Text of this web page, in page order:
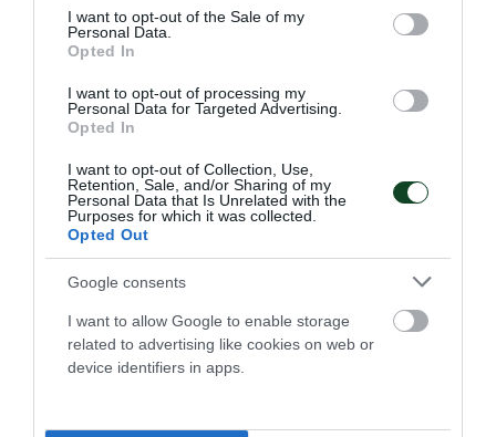
consent section.
I want to opt-out of the Sale of my
Personal Data.
Opted In
I want to opt-out of processing my
Personal Data for Targeted Advertising.
Opted In
I want to opt-out of Collection, Use,
Retention, Sale, and/or Sharing of my
Personal Data that Is Unrelated with the
Purposes for which it was collected.
Opted Out
Google consents
I want to allow Google to enable storage
related to advertising like cookies on web or
device identifiers in apps.
Φουλάρει για την πέμπτη θέση η
Εθνική Νεανίδων
και θα παίξει για την πέμπτη θέση στο EuroBasket Β'
κατηγορίας έχοντας δύο παίκτριες του Παναθηναϊκού στη
σύνθεσή της.